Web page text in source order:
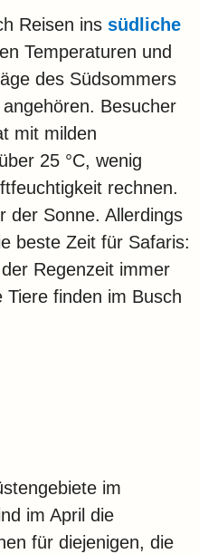
Reisen ins südliche
Temperaturen und
des Südsommers
Besucher
mit milden
25 °C, wenig
rechnen.
der Sonne. Allerdings
beste Zeit für Safaris:
Regenzeit immer
finden im Busch
im
im April die
für diejenigen, die